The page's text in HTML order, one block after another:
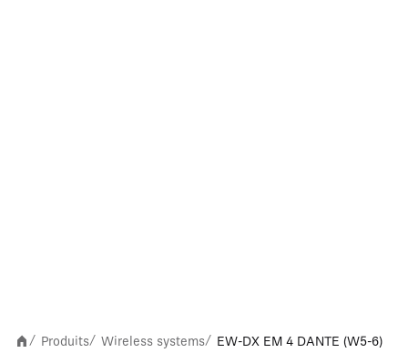
/ Produits/ Wireless systems/ EW-DX EM 4 DANTE (W5-6)